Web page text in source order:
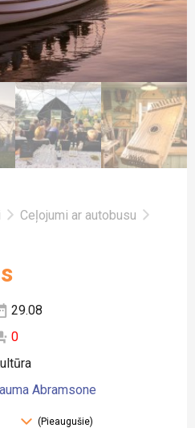
Ceļojumi ar autobusu
29.08
0
Abramsone
(Pieaugušie)